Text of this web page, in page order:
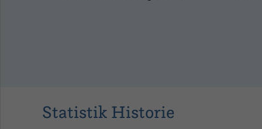
Statistik Historie